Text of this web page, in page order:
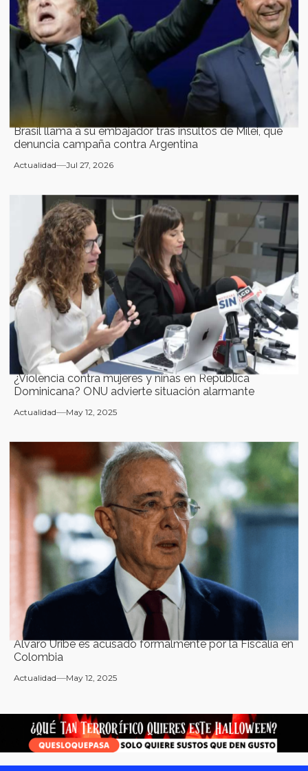
Brasil llama a su embajador tras insultos de Milei, que
denuncia campaña contra Argentina
Actualidad Jul 27, 2026
¿Violencia contra mujeres y niñas en República
Dominicana? ONU advierte situación alarmante
Actualidad May 12, 2025
Álvaro Uribe es acusado formalmente por la Fiscalía en
Colombia
Actualidad May 12, 2025